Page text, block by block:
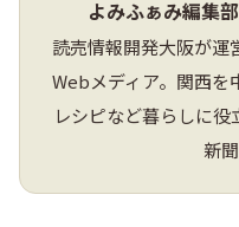
よみふぁみ編集部
読売情報開発大阪が運
Webメディア。関西を
レシピなど暮らしに
新